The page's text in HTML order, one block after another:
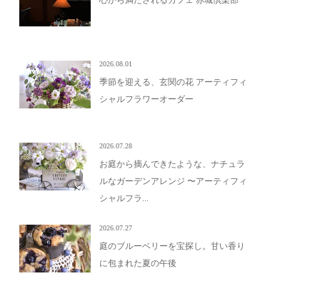
2026.08.01
季節を迎える、玄関の花 アーティフィ
シャルフラワーオーダー
2026.07.28
お庭から摘んできたような、ナチュラ
ルなガーデンアレンジ 〜アーティフィ
シャルフラ...
2026.07.27
庭のブルーベリーを宝探し。甘い香り
に包まれた夏の午後